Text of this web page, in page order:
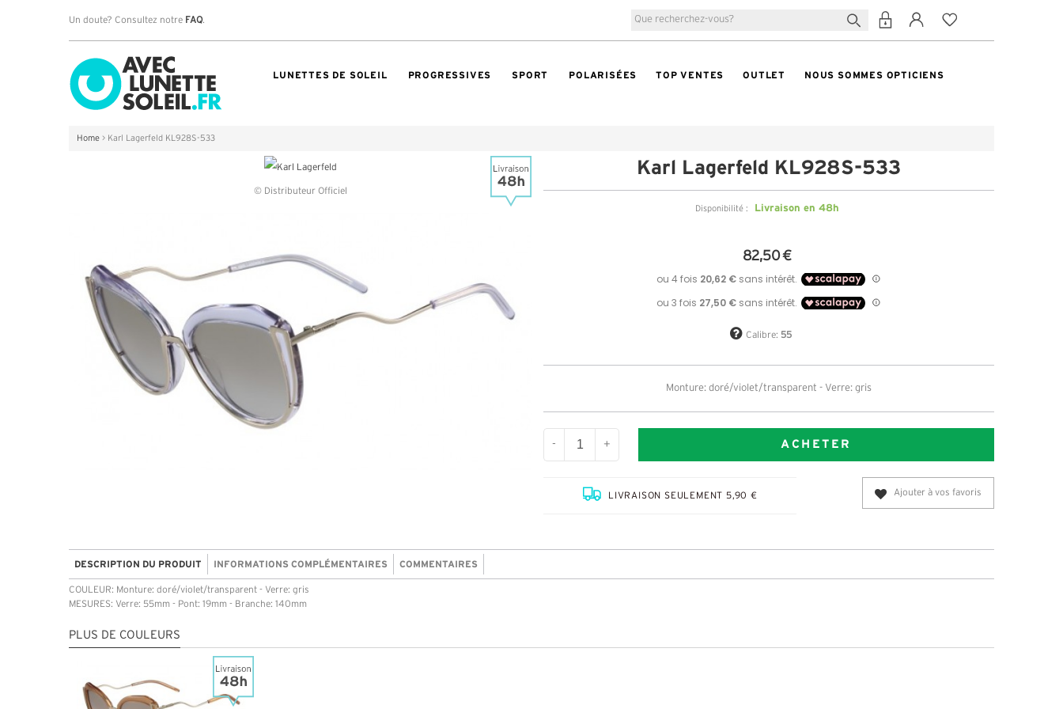
Un doute? Consultez notre FAQ.
LUNETTES DE SOLEIL PROGRESSIVES SPORT POLARISÉES TOP VENTES OUTLET NOUS SOMMES OPTICIENS
Home > Karl Lagerfeld KL928S-533
© Distributeur Officiel
Karl Lagerfeld KL928S-533
Disponibilité : Livraison en 48h
82,50 €
Calibre: 55
Monture: doré/violet/transparent - Verre: gris
- + ACHETER
LIVRAISON SEULEMENT 5,90 € Ajouter à vos favoris
DESCRIPTION DU PRODUIT INFORMATIONS COMPLÉMENTAIRES COMMENTAIRES
COULEUR: Monture: doré/violet/transparent - Verre: gris
MESURES: Verre: 55mm - Pont: 19mm - Branche: 140mm
PLUS DE COULEURS